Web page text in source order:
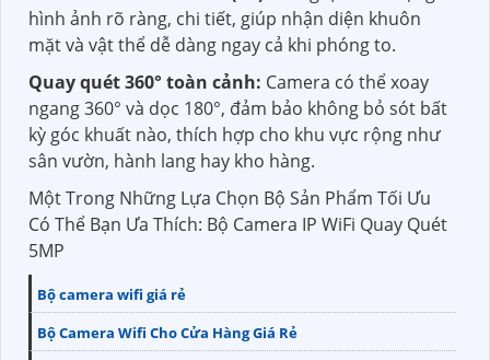
hình ảnh rõ ràng, chi tiết, giúp nhận diện khuôn
mặt và vật thể dễ dàng ngay cả khi phóng to.
Quay quét 360° toàn cảnh: Camera có thể xoay
ngang 360° và dọc 180°, đảm bảo không bỏ sót bất
kỳ góc khuất nào, thích hợp cho khu vực rộng như
sân vườn, hành lang hay kho hàng.
Một Trong Những Lựa Chọn Bộ Sản Phẩm Tối Ưu
Có Thể Bạn Ưa Thích: Bộ Camera IP WiFi Quay Quét
5MP
Bộ camera wifi giá rẻ
Bộ Camera Wifi Cho Cửa Hàng Giá Rẻ